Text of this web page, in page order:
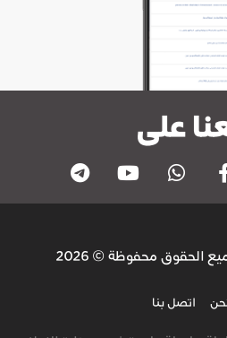
على
الحقوق محفوظة © 2026
اتصل بنا